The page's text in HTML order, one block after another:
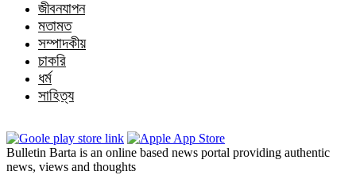
জীবনযাপন
মতামত
সম্পাদকীয়
চাকরি
ধর্ম
সাহিত্য
Bulletin Barta is an online based news portal providing authentic
news, views and thoughts